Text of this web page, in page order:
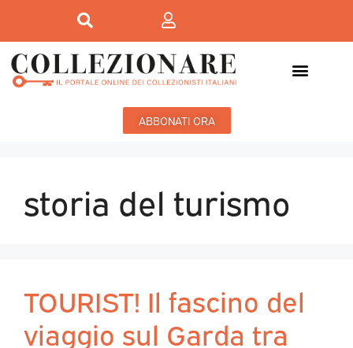
ABBONATI ORA
storia del turismo
TOURIST! Il fascino del
viaggio sul Garda tra